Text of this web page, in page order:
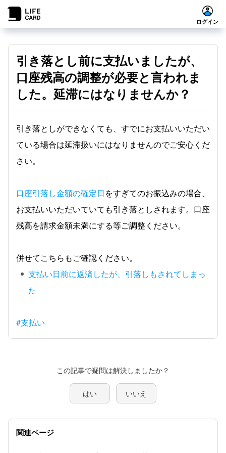
ログイン
引き落とし前に支払いましたが、
口座残高の調整が必要と言われま
した。延滞にはなりませんか？
引き落としができなくても、すでにお支払いいただい
ている場合は延滞扱いにはなりませんのでご安心くだ
さい。
口座引落し金額の確定日をすぎてのお振込みの場合、
お支払いいただいていても引き落としされます。口座
残高を請求金額未満にする等ご調整ください。
併せてこちらもご確認ください。
支払い日前に返済したが、引落しもされてしまっ
た
#支払い
この記事で疑問は解決しましたか？
はい いいえ
関連ページ